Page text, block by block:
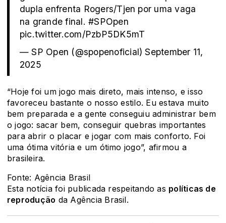
dupla enfrenta Rogers/Tjen por uma vaga
na grande final.#SPOpen
pic.twitter.com/PzbP5DK5mT
— SP Open (@spopenoficial)September 11,
2025
“Hoje foi um jogo mais direto, mais intenso, e isso
favoreceu bastante o nosso estilo. Eu estava muito
bem preparada e a gente conseguiu administrar bem
o jogo: sacar bem, conseguir quebras importantes
para abrir o placar e jogar com mais conforto. Foi
uma ótima vitória e um ótimo jogo”, afirmou a
brasileira.
Fonte: Agência Brasil
Esta notícia foi publicada respeitando as políticas de
reprodução da Agência Brasil.